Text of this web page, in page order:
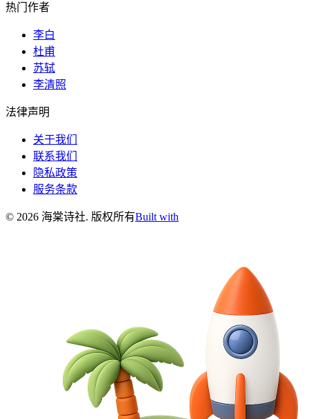
热门作者
李白
杜甫
苏轼
李清照
法律声明
关于我们
联系我们
隐私政策
服务条款
© 2026 海棠诗社. 版权所有Built with